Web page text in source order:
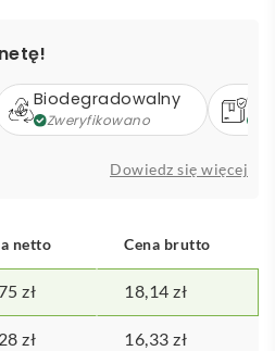
Biodegradowalny
Zweryfikowano
Dowiedz się więcej
netto Cena brutto
zł 18,14 zł
zł 16,33 zł